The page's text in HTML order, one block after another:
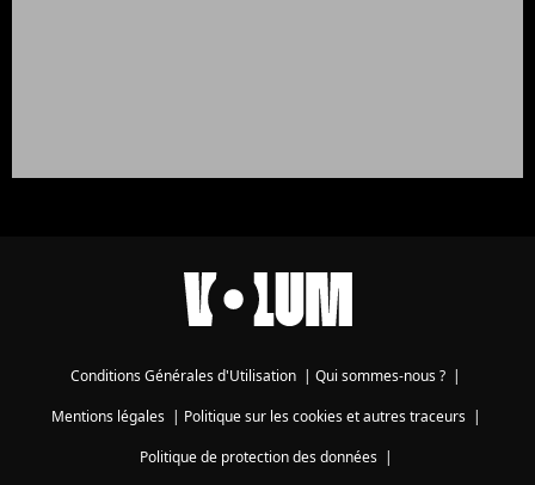
Conditions Générales d'Utilisation | Qui sommes-nous ? |
Mentions légales| Politique sur les cookies et autres traceurs|
Politique de protection des données|